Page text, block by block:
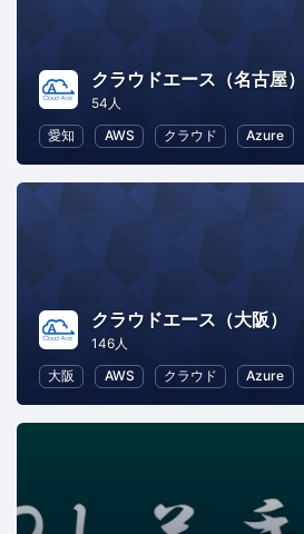
クラウドエース（名古屋）
54人
愛知
AWS クラウド Azure
クラウドエース（大阪）
146人
大阪
AWS クラウド Azure